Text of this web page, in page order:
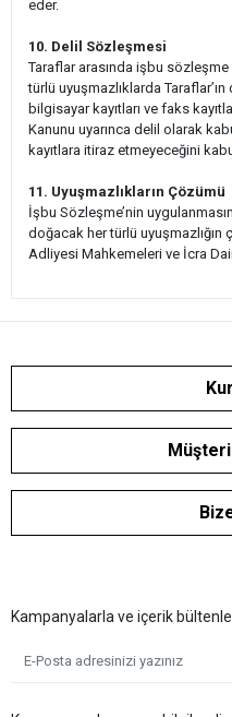
eder.
10. Delil Sözleşmesi
Taraflar arasında işbu
türlü uyuşmazlıklarda
bilgisayar kayıtları ve faks
Kanunu uyarınca delil olarak
kayıtlara itiraz etmeyeceğini
11. Uyuşmazlıkların Çözümü
İşbu Sözleşme’nin
doğacak her türlü
Adliyesi Mahkemeleri ve İcra
Kampanyalarla ve içerik